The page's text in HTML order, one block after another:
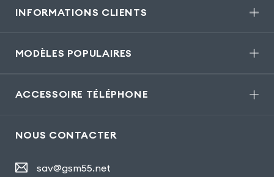
INFORMATIONS CLIENTS
MODÈLES POPULAIRES
ACCESSOIRE TÉLÉPHONE
NOUS CONTACTER
sav@gsm55.net